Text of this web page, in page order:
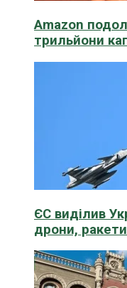
Amazon
трильйони
ЄС виділив
дрони,